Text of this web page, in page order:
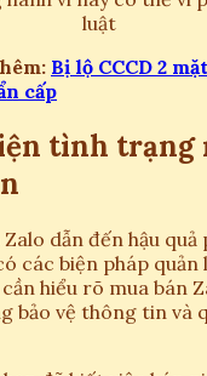
luật
Bị lộ CCCD 2
cấp
tình trạng
dẫn đến hậu quả
các biện pháp
hiểu rõ mua bán
bảo vệ thông tin và